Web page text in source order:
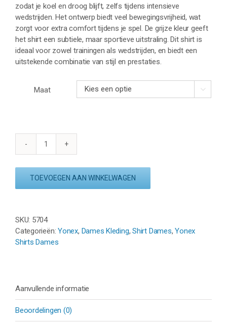
zodat je koel en droog blijft, zelfs tijdens intensieve
wedstrijden. Het ontwerp biedt veel bewegingsvrijheid, wat
zorgt voor extra comfort tijdens je spel. De grijze kleur geeft
het shirt een subtiele, maar sportieve uitstraling. Dit shirt is
ideaal voor zowel trainingen als wedstrijden, en biedt een
uitstekende combinatie van stijl en prestaties.
Maat 
YONEX
-
TOEVOEGEN AAN WINKELWAGEN
SKU: 5704
Categorieën:Yonex, Dames Kleding,Shirt Dames,Yonex
Shirts Dames
Aanvullende informatie
Beoordelingen (0)